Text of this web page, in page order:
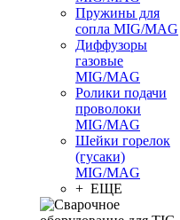
Пружины для
сопла MIG/MAG
Диффузоры
газовые
MIG/MAG
Ролики подачи
проволоки
MIG/MAG
Шейки горелок
(гусаки)
MIG/MAG
+ ЕЩЕ